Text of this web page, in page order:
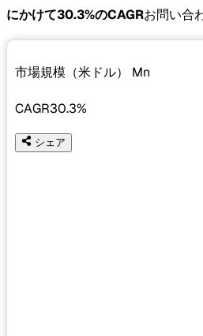
にかけて30.3%のCAGRお問い合
市場規模（米ドル） Mn
CAGR30.3%
シェア